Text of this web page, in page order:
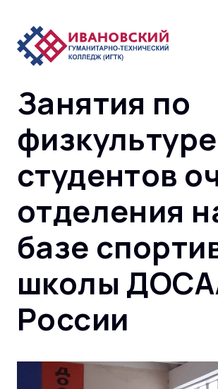
Занятия по
студентов
отделения
базе
школы
России